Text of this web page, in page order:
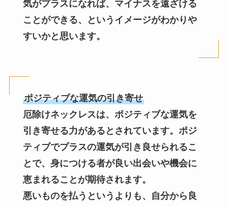
気がプラスになれば、マイナスを遠ざける
ことができる、というイメージがわかりや
すいかと思います。
ポジティブな運気の引き寄せ
厄除けネックレスは、ポジティブな運気を
引き寄せる力があるとされています。ポジ
ティブでプラスの運気が引き良せられるこ
とで、身につける者が良い出会いや機会に
恵まれることが期待されます。
悪いものを払うというよりも、自分から良